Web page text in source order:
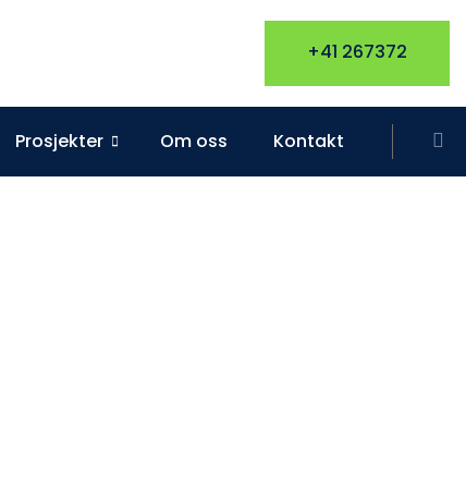
+41 267372
Prosjekter Om oss Kontakt